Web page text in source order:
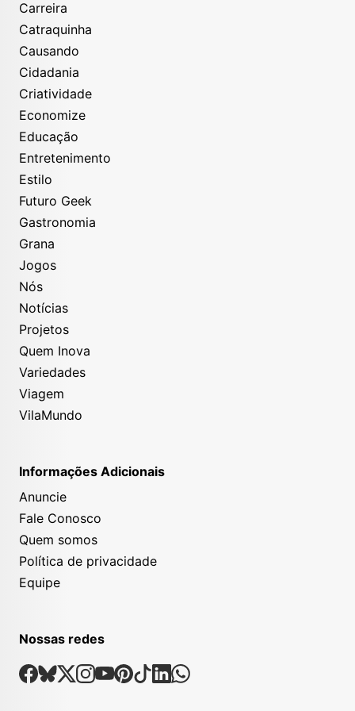
Carreira
Catraquinha
Causando
Cidadania
Criatividade
Economize
Educação
Entretenimento
Estilo
Futuro Geek
Gastronomia
Grana
Jogos
Nós
Notícias
Projetos
Quem Inova
Variedades
Viagem
VilaMundo
Informações Adicionais
Anuncie
Fale Conosco
Quem somos
Política de privacidade
Equipe
Nossas redes
Nossas Redes Sociais
Facebook
Bsky
X Instagram
Youtube
Pinterest
TiktokLinkedin
Whatsapp